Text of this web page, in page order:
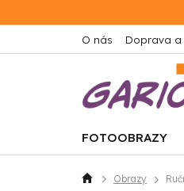
na
O nás Doprava
FOTOOBRAZY
DomovObrazy